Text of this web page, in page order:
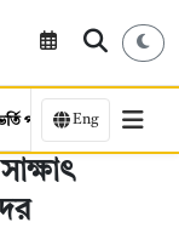
পরীক্ষা কর্মসংস্থান
Eng